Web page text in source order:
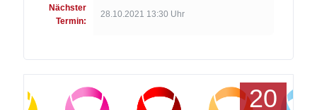
Nächster
Termin:
28.10.2021 13:30 Uhr
20